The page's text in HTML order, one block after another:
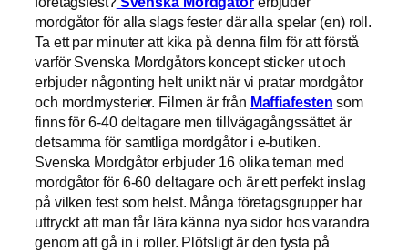
mordgåtor för alla slags fester där alla spelar (en) roll.
Ta ett par minuter att kika på denna film för att förstå
varför Svenska Mordgåtors koncept sticker ut och
erbjuder någonting helt unikt när vi pratar mordgåtor
och mordmysterier. Filmen är från Maffiafesten som
finns för 6-40 deltagare men tillvägagångssättet är
detsamma för samtliga mordgåtor i e-butiken.
Svenska Mordgåtor erbjuder 16 olika teman med
mordgåtor för 6-60 deltagare och är ett perfekt inslag
på vilken fest som helst. Många företagsgrupper har
uttryckt att man får lära känna nya sidor hos varandra
genom att gå in i roller. Plötsligt är den tysta på